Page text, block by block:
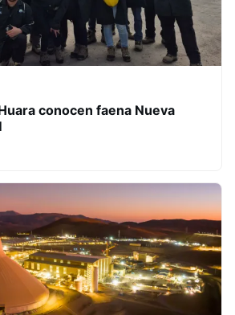
conocen faena Nueva